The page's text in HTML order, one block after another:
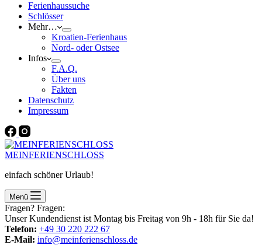
Ferienhaussuche
Schlösser
Mehr…
Kroatien-Ferienhaus
Nord- oder Ostsee
Infos
F.A.Q.
Über uns
Fakten
Datenschutz
Impressum
MEINFERIENSCHLOSS
einfach schöner Urlaub!
Menü
Fragen? Fragen:
Unser Kundendienst ist Montag bis Freitag von 9h - 18h für Sie da!
Telefon: +49 30 220 222 67
E-Mail: info@meinferienschloss.de